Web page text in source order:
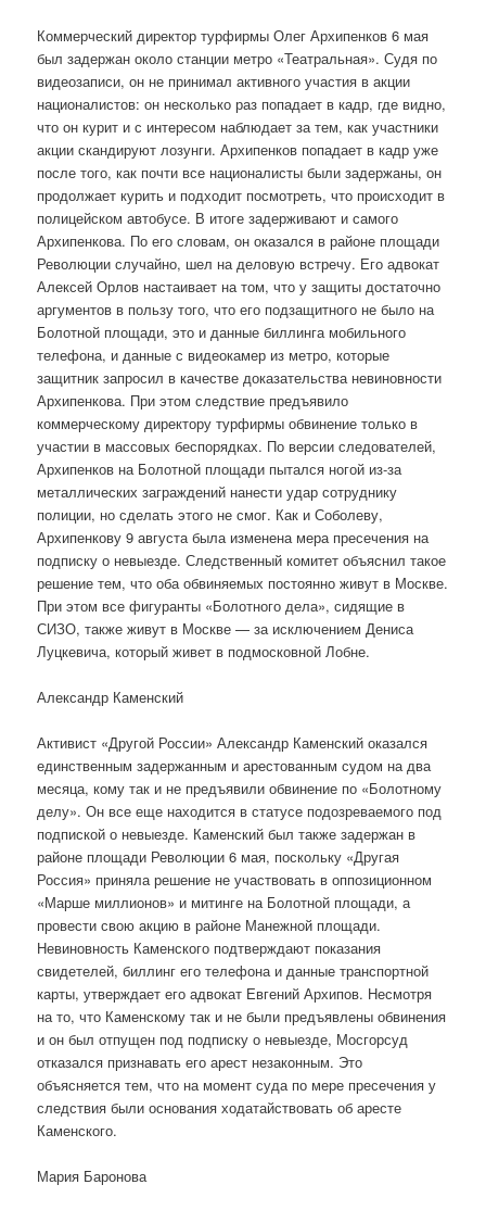
Коммерческий директор турфирмы Олег Архипенков 6 мая
был задержан около станции метро «Театральная». Судя по
видеозаписи, он не принимал активного участия в акции
националистов: он несколько раз попадает в кадр, где видно,
что он курит и с интересом наблюдает за тем, как участники
акции скандируют лозунги. Архипенков попадает в кадр уже
после того, как почти все националисты были задержаны, он
продолжает курить и подходит посмотреть, что происходит в
полицейском автобусе. В итоге задерживают и самого
Архипенкова. По его словам, он оказался в районе площади
Революции случайно, шел на деловую встречу. Его адвокат
Алексей Орлов настаивает на том, что у защиты достаточно
аргументов в пользу того, что его подзащитного не было на
Болотной площади, это и данные биллинга мобильного
телефона, и данные с видеокамер из метро, которые
защитник запросил в качестве доказательства невиновности
Архипенкова. При этом следствие предъявило
коммерческому директору турфирмы обвинение только в
участии в массовых беспорядках. По версии следователей,
Архипенков на Болотной площади пытался ногой из-за
металлических заграждений нанести удар сотруднику
полиции, но сделать этого не смог. Как и Соболеву,
Архипенкову 9 августа была изменена мера пресечения на
подписку о невыезде. Следственный комитет объяснил такое
решение тем, что оба обвиняемых постоянно живут в Москве.
При этом все фигуранты «Болотного дела», сидящие в
СИЗО, также живут в Москве — за исключением Дениса
Луцкевича, который живет в подмосковной Лобне.
Александр Каменский
Активист «Другой России» Александр Каменский оказался
единственным задержанным и арестованным судом на два
месяца, кому так и не предъявили обвинение по «Болотному
делу». Он все еще находится в статусе подозреваемого под
подпиской о невыезде. Каменский был также задержан в
районе площади Революции 6 мая, поскольку «Другая
Россия» приняла решение не участвовать в оппозиционном
«Марше миллионов» и митинге на Болотной площади, а
провести свою акцию в районе Манежной площади.
Невиновность Каменского подтверждают показания
свидетелей, биллинг его телефона и данные транспортной
карты, утверждает его адвокат Евгений Архипов. Несмотря
на то, что Каменскому так и не были предъявлены обвинения
и он был отпущен под подписку о невыезде, Мосгорсуд
отказался признавать его арест незаконным. Это
объясняется тем, что на момент суда по мере пресечения у
следствия были основания ходатайствовать об аресте
Каменского.
Мария Баронова